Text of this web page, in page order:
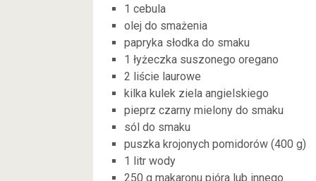
1 cebula
olej do smażenia
papryka słodka do smaku
1 łyżeczka suszonego oregano
2 liście laurowe
kilka kulek ziela angielskiego
pieprz czarny mielony do smaku
sól do smaku
puszka krojonych pomidorów (400 g)
1 litr wody
250 g makaronu pióra lub innego